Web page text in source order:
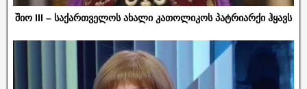
შიო III – საქართველოს ახალი კათოლიკოს პატრიარქი ჰყავს